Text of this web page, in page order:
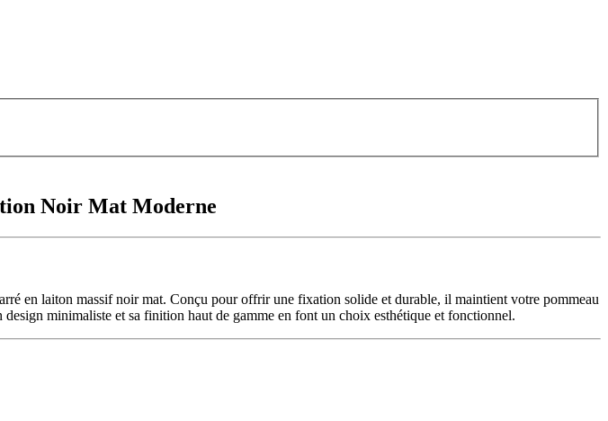
Noir Mat Moderne
en laiton massif noir mat. Conçu pour offrir une fixation solide et durable, il maintient votre pommeau
minimaliste et sa finition haut de gamme en font un choix esthétique et fonctionnel.